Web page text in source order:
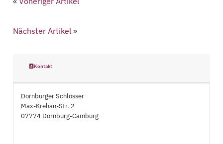
Nächster Artikel »
Kontakt
Dornburger Schlösser
Max-Krehan-Str. 2
07774 Dornburg-Camburg